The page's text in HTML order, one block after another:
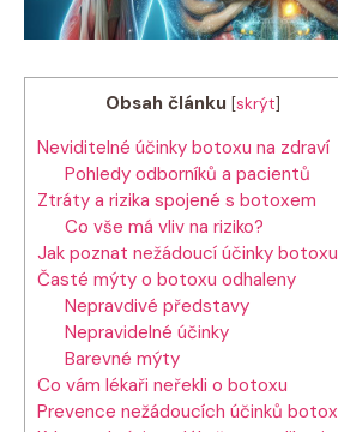
Obsah článku [skrýt]
Neviditelné účinky botoxu na zdraví
Pohledy odborníků a pacientů
Ztráty a rizika spojené s botoxem
Co vše má vliv na riziko?
Jak poznat nežádoucí účinky botoxu
Časté mýty o botoxu odhaleny
Nepravdivé představy
Nepravidelné účinky
Barevné mýty
Co vám lékaři neřekli o botoxu
Prevence nežádoucích účinků